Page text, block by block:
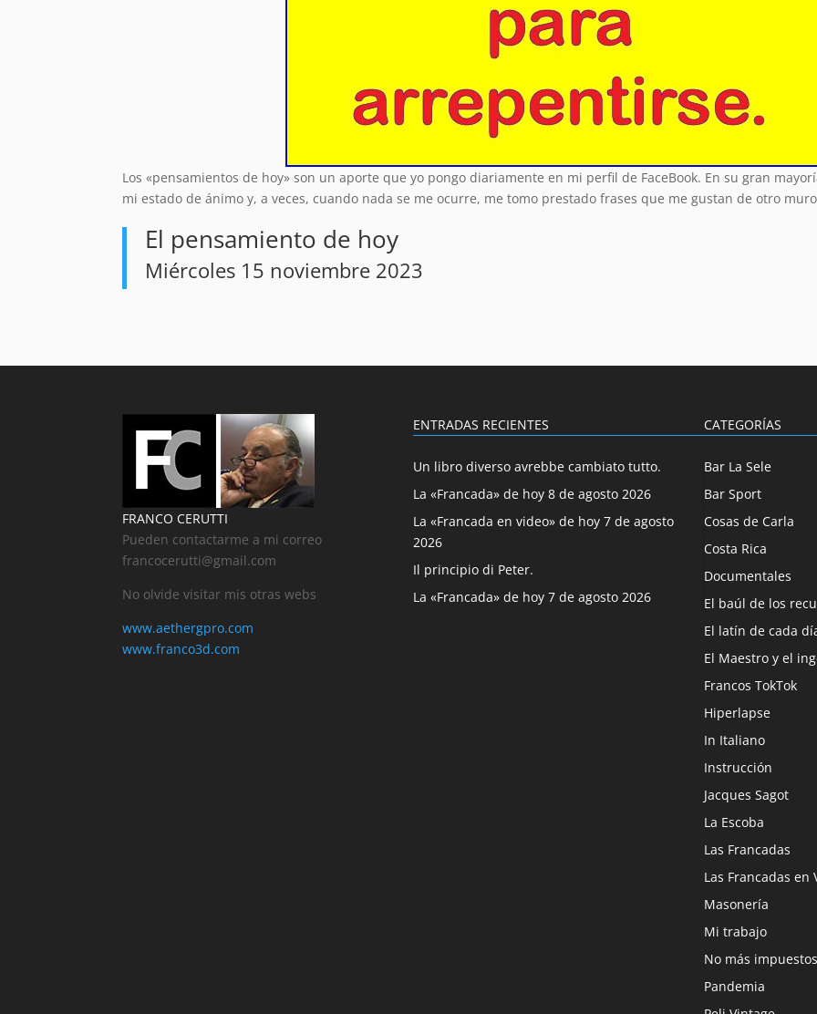
Los «pensamientos de hoy» son un aporte que yo pongo diariamente en mi perfil de FaceBook. En su gran
mi estado de ánimo y, a veces, cuando nada se me ocurre, me tomo prestado frases que me gustan de otro
El pensamiento de hoy
Miércoles 15 noviembre 2023
FRANCO CERUTTI
Pueden contactarme a mi correo
francocerutti@gmail.com
No olvide visitar mis otras webs
www.aethergpro.com
www.franco3d.com
ENTRADAS RECIENTES
Un libro diverso avrebbe cambiato tutto.
La «Francada» de hoy 8 de agosto 2026
La «Francada en video» de hoy 7 de agosto
2026
Il principio di Peter.
La «Francada» de hoy 7 de agosto 2026
CATEGORÍAS
Bar La Sele
Bar Sport
Cosas de Carla
Costa Rica
Documentales
El baúl de los
El latín de cada
El Maestro y el
Francos TokTok
Hiperlapse
In Italiano
Instrucción
Jacques Sagot
La Escoba
Las Francadas
Las Francadas en
Masonería
Mi trabajo
No más impuestos
Pandemia